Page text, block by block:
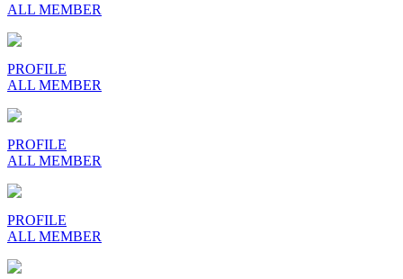
ALL MEMBER
PROFILE
ALL MEMBER
PROFILE
ALL MEMBER
PROFILE
ALL MEMBER